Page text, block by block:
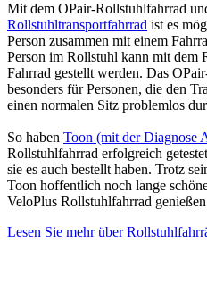
Mit dem OPair-Rollstuhlfahrrad
Rollstuhltransportfahrrad ist es
Person zusammen mit einem
Person im Rollstuhl kann mit dem
Fahrrad gestellt werden. Das
besonders für Personen, die den
einen normalen Sitz problemlos
So haben Toon (mit der Diagnose
Rollstuhlfahrrad erfolgreich
sie es auch bestellt haben. Trotz
Toon hoffentlich noch lange
VeloPlus Rollstuhlfahrrad
Lesen Sie mehr über